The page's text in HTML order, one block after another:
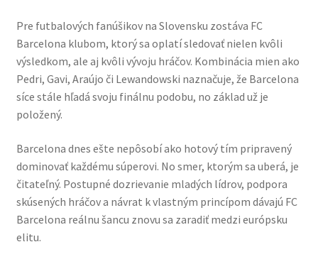
Pre futbalových fanúšikov na Slovensku zostáva FC
Barcelona klubom, ktorý sa oplatí sledovať nielen kvôli
výsledkom, ale aj kvôli vývoju hráčov. Kombinácia mien ako
Pedri, Gavi, Araújo či Lewandowski naznačuje, že Barcelona
síce stále hľadá svoju finálnu podobu, no základ už je
položený.
Barcelona dnes ešte nepôsobí ako hotový tím pripravený
dominovať každému súperovi. No smer, ktorým sa uberá, je
čitateľný. Postupné dozrievanie mladých lídrov, podpora
skúsených hráčov a návrat k vlastným princípom dávajú FC
Barcelona reálnu šancu znovu sa zaradiť medzi európsku
elitu.